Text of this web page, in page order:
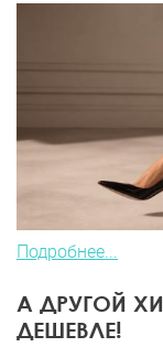
Подробнее...
А ДРУГОЙ
ДЕШЕВЛЕ!